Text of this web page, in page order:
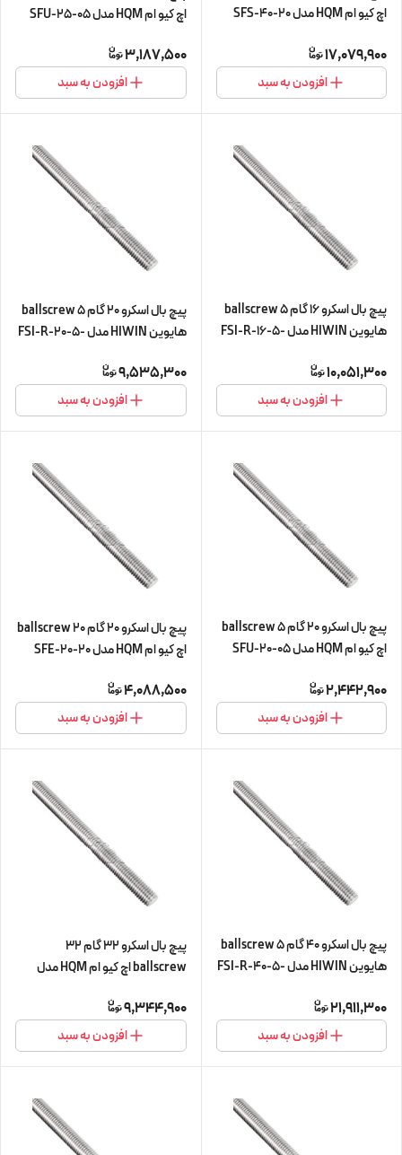
اچ کیو ام HQM مدل SFS-40-20
سی) (اورجینال وارداتی)
17,079,900
افزودن به سبد
اچ کیو ام HQM مدل SFU-25-05
سی) (اورجینال وارداتی)
3,187,500
افزودن به سبد
پیچ بال اسکرو 16 گام 5 ballscrew
هایوین HIWIN مدل FSI-R-16-5-
10,051,300
افزودن به سبد
پیچ بال اسکرو 20 گام 5 ballscrew
هایوین HIWIN مدل FSI-R-20-5-
9,535,300
افزودن به سبد
پیچ بال اسکرو 20 گام 5 ballscrew
اچ کیو ام HQM مدل SFU-20-05
سی) (اورجینال وارداتی)
2,442,900
افزودن به سبد
پیچ بال اسکرو 20 گام 20 ballscrew
اچ کیو ام HQM مدل SFE-20-20
سی) (اورجینال وارداتی)
4,088,500
افزودن به سبد
پیچ بال اسکرو 40 گام 5 ballscrew
هایوین HIWIN مدل FSI-R-40-5-
21,911,300
افزودن به سبد
پیچ بال اسکرو 32 گام 32
ballscrew اچ کیو ام HQM مدل
مهره cnc سی ان سی) (اورجینال9,344,900
افزودن به سبد